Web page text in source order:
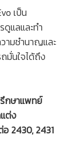
เป็น
แลและทำ
ามชำนาญและ
มั่นใจได้ถึง
กษาแพทย์
ต่ง
2430, 2431